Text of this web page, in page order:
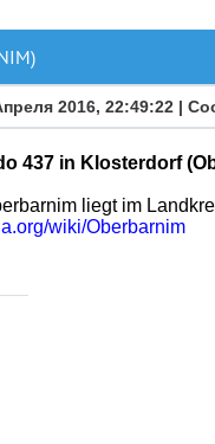
2016, 22:49:22 |
437 in Klosterdorf
liegt im
wiki/Oberbarnim